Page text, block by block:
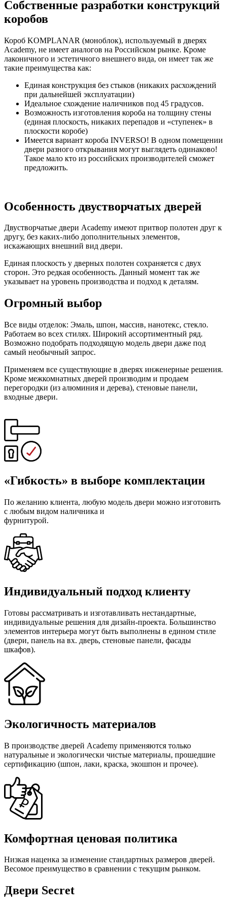
Собственные разработки конструкций
коробов
Короб KOMPLANAR (моноблок), используемый в дверях
Academy, не имеет аналогов на Российском рынке. Кроме
лаконичного и эстетичного внешнего вида, он имеет так же
такие преимущества как:
Eдиная конструкция без стыков (никаких расхождений
при дальнейшей эксплуатации)
Идеальное схождение наличников под 45 градусов.
Возможность изготовления короба на толщину стены
(единая плоскость, никаких перепадов и «ступенек» в
плоскости коробе)
Имеется вариант короба INVERSO! В одном помещении
двери разного открывания могут выглядеть одинаково!
Такое мало кто из российских производителей сможет
предложить.
Особенность двустворчатых дверей
Двустворчатые двери Academy имеют притвор полотен друг к
другу, без каких-либо дополнительных элементов,
искажающих внешний вид двери.
Единая плоскость у дверных полотен сохраняется с двух
сторон. Это редкая особенность. Данный момент так же
указывает на уровень производства и подход к деталям.
Огромный выбор
Все виды отделок: Эмаль, шпон, массив, нанотекс, стекло.
Работаем во всех стилях. Широкий ассортиментный ряд.
Возможно подобрать подходящую модель двери даже под
самый необычный запрос.
Применяем все существующие в дверях инженерные решения.
Кроме межкомнатных дверей производим и продаем
перегородки (из алюминия и дерева), стеновые панели,
входные двери.
«Гибкость» в выборе комплектации
По желанию клиента, любую модель двери можно изготовить
с любым видом наличника и
фурнитурой.
Индивидуальный подход клиенту
Готовы рассматривать и изготавливать нестандартные,
индивидуальные решения для дизайн-проекта. Большинство
элементов интерьера могут быть выполнены в едином стиле
(двери, панель на вх. дверь, стеновые панели, фасады
шкафов).
Экологичность материалов
В производстве дверей Academy применяются только
натуральные и экологически чистые материалы, прошедшие
сертификацию (шпон, лаки, краска, экошпон и прочее).
Комфортная ценовая политика
Низкая наценка за изменение стандартных размеров дверей.
Весомое преимущество в сравнении с текущим рынком.
Двери Secret